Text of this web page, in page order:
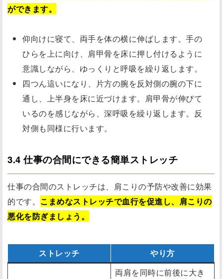
ができます。
仰向けに寝て、両手を体の横に伸ばします。手の
ひらを上に向け、肩甲骨を床に押し付けるように
意識しながら、ゆっくりと呼吸を繰り返します。
四つん這いになり、片方の腕を反対側の腕の下に
通し、上半身を床に近づけます。肩甲骨が伸びて
いるのを感じながら、深呼吸を繰り返します。反
対側も同様に行います。
3.4 仕事の合間にできる簡単ストレッチ
仕事の合間のストレッチは、肩こりの予防や改善に効果
的です。 こまめなストレッチで血行を促進し、肩こりの
悪化を防ぎましょう。
ストレッチ やり方
両肩を同時に前後に大き